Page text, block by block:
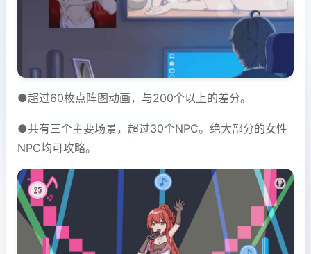
●超过60枚点阵图动画，与200个以上的差分。
●共有三个主要场景，超过30个NPC。绝大部分的女性
NPC均可攻略。